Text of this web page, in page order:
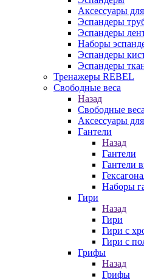
Аксессуары
Эспандеры
Эспандеры
Наборы
Эспандеры
Эспандеры
Тренажеры REBEL
Свободные веса
Назад
Свободные веса
Аксессуары
Гантели
Назад
Гантели
Гантели
Наборы
Гири
Назад
Гири
Гири с
Гири с
Грифы
Назад
Грифы